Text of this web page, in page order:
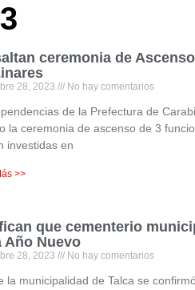
ceremonia de
28, 2023 No hay comentarios
de la Prefectura de
la ceremonia de ascenso de 3
investidas en
>>
que cementerio
Año Nuevo
28, 2023 No hay comentarios
la municipalidad de Talca se